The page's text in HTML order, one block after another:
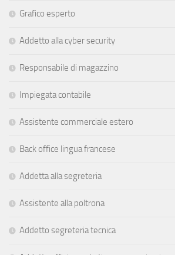
Grafico esperto
Addetto alla cyber security
Responsabile di magazzino
Impiegata contabile
Assistente commerciale estero
Back office lingua francese
Addetta alla segreteria
Assistente alla poltrona
Addetto segreteria tecnica